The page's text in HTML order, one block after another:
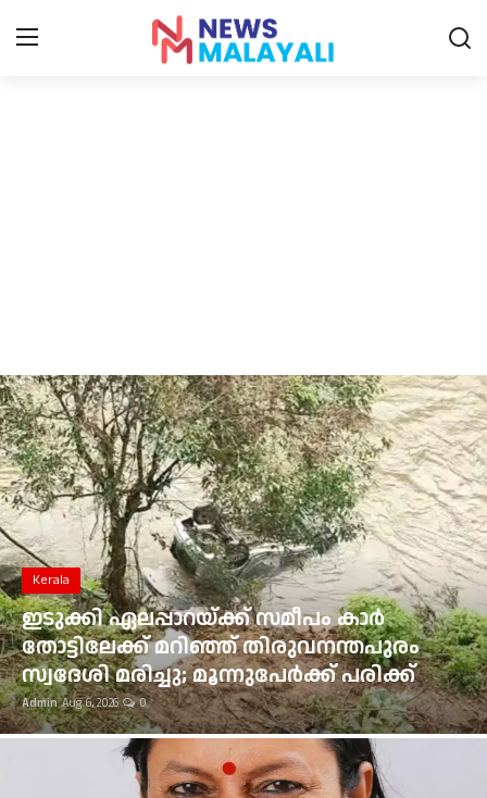
Entertainment
Sports
Food
Gulf News
Loksabha Election 2024
Technology
Health
Jobs Mall
Kerala
ഇടുക്കി ഏലപ്പാറയ്ക്ക് സമീപം കാർ
തോട്ടിലേക്ക് മറിഞ്ഞ് തിരുവനന്തപുരം
സ്വദേശി മരിച്ചു; മൂന്നുപേർക്ക് പരിക്ക്
Admin Aug 6, 2026 0